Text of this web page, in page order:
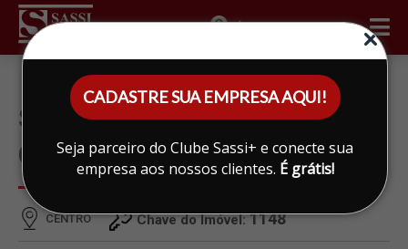
CADASTRE SUA EMPRESA AQUI!
Seja parceiro do Clube Sassi+ e conecte sua
empresa aos nossos clientes. É grátis!
ÁREA DO CLIENTE
SALÃO PARA ALUGAR EM
CENTRO, LIMEIRA
CENTRO Chave do Imóvel:1148